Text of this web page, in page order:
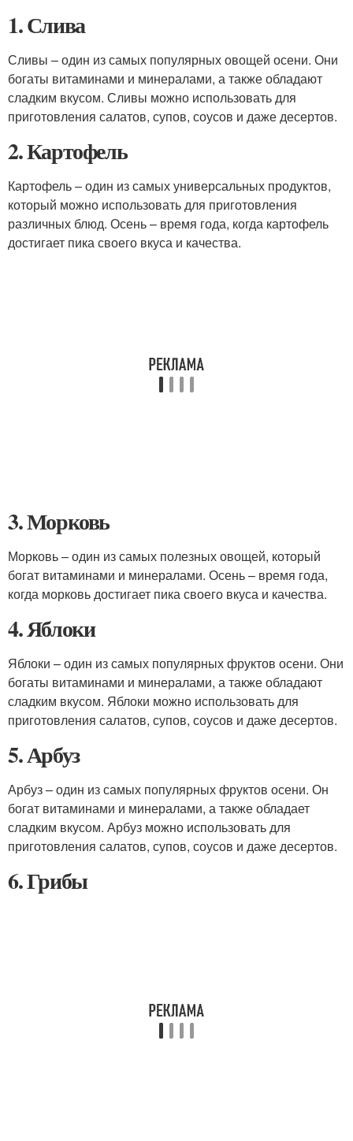
1. Слива
Сливы – один из самых популярных овощей осени. Они
богаты витаминами и минералами, а также обладают
сладким вкусом. Сливы можно использовать для
приготовления салатов, супов, соусов и даже десертов.
2. Картофель
Картофель – один из самых универсальных продуктов,
который можно использовать для приготовления
различных блюд. Осень – время года, когда картофель
достигает пика своего вкуса и качества.
3. Морковь
Морковь – один из самых полезных овощей, который
богат витаминами и минералами. Осень – время года,
когда морковь достигает пика своего вкуса и качества.
4. Яблоки
Яблоки – один из самых популярных фруктов осени. Они
богаты витаминами и минералами, а также обладают
сладким вкусом. Яблоки можно использовать для
приготовления салатов, супов, соусов и даже десертов.
5. Арбуз
Арбуз – один из самых популярных фруктов осени. Он
богат витаминами и минералами, а также обладает
сладким вкусом. Арбуз можно использовать для
приготовления салатов, супов, соусов и даже десертов.
6. Грибы